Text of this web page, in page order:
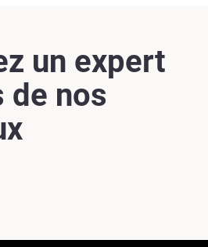
un expert
de nos